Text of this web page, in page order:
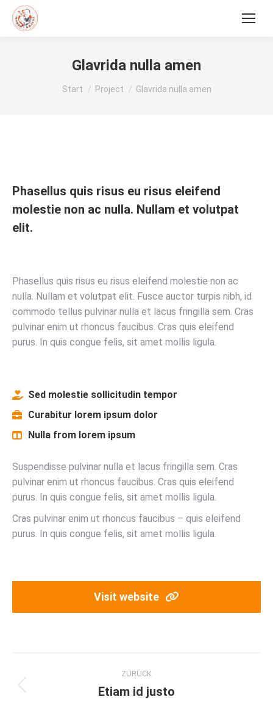
Glavrida nulla amen
Sie befinden sich hier:
Start Project Glavrida nulla amen
Phasellus quis risus eu risus eleifend
molestie non ac nulla. Nullam et volutpat
elit.
Phasellus quis risus eu risus eleifend molestie non ac
nulla. Nullam et volutpat elit. Fusce auctor turpis nibh, id
commodo tellus pulvinar nulla et lacus fringilla sem. Cras
pulvinar enim ut rhoncus faucibus. Cras quis eleifend
purus. In quis congue felis, sit amet mollis ligula.
Sed molestie sollicitudin tempor
Curabitur lorem ipsum dolor
Nulla from lorem ipsum
Suspendisse pulvinar nulla et lacus fringilla sem. Cras
pulvinar enim ut rhoncus faucibus. Cras quis eleifend
purus. In quis congue felis, sit amet mollis ligula.
Cras pulvinar enim ut rhoncus faucibus – quis eleifend
purus. In quis congue felis, sit amet mollis ligula.
Visit website
navigation
ZURÜCK
Previous
Etiam id justo